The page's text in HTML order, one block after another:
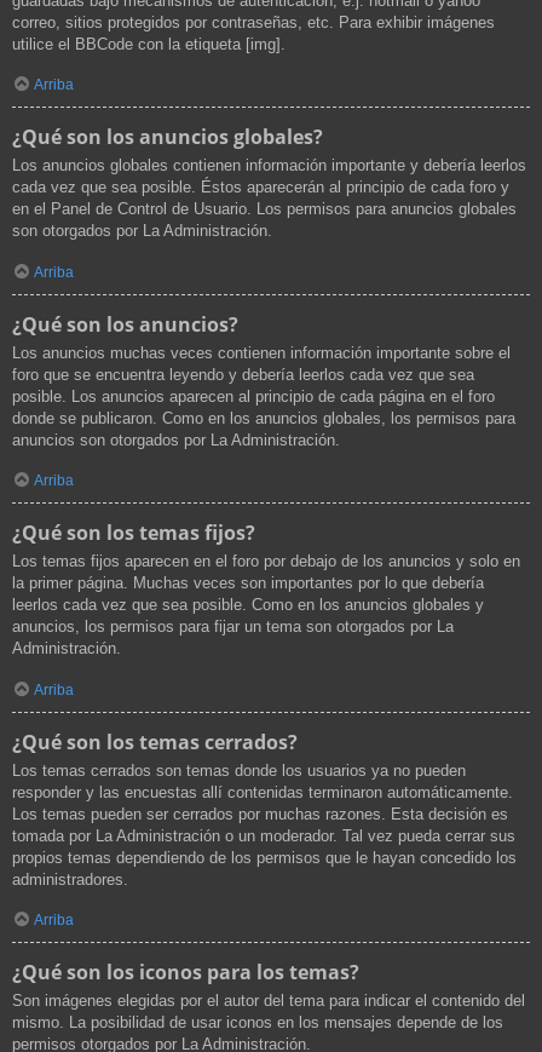
correo, sitios protegidos por contraseñas, etc. Para exhibir imágenes
utilice el BBCode con la etiqueta [img].
Arriba
¿Qué son los anuncios globales?
Los anuncios globales contienen información importante y debería leerlos
cada vez que sea posible. Éstos aparecerán al principio de cada foro y
en el Panel de Control de Usuario. Los permisos para anuncios globales
son otorgados por La Administración.
Arriba
¿Qué son los anuncios?
Los anuncios muchas veces contienen información importante sobre el
foro que se encuentra leyendo y debería leerlos cada vez que sea
posible. Los anuncios aparecen al principio de cada página en el foro
donde se publicaron. Como en los anuncios globales, los permisos para
anuncios son otorgados por La Administración.
Arriba
¿Qué son los temas fijos?
Los temas fijos aparecen en el foro por debajo de los anuncios y solo en
la primer página. Muchas veces son importantes por lo que debería
leerlos cada vez que sea posible. Como en los anuncios globales y
anuncios, los permisos para fijar un tema son otorgados por La
Administración.
Arriba
¿Qué son los temas cerrados?
Los temas cerrados son temas donde los usuarios ya no pueden
responder y las encuestas allí contenidas terminaron automáticamente.
Los temas pueden ser cerrados por muchas razones. Esta decisión es
tomada por La Administración o un moderador. Tal vez pueda cerrar sus
propios temas dependiendo de los permisos que le hayan concedido los
administradores.
Arriba
¿Qué son los iconos para los temas?
Son imágenes elegidas por el autor del tema para indicar el contenido del
mismo. La posibilidad de usar iconos en los mensajes depende de los
permisos otorgados por La Administración.